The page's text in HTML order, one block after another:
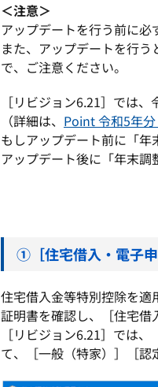
＜注意＞
アップデートを行う前に必
また、アップデートを行
で、ご注意ください。
［リビジョン6.21］では
（詳細は、 Point 令和5年
もしアップデート前に「年
アップデート後に「年末
①［住宅借入・電子申
住宅借入金等特別控除を適
証明書を確認し、［住宅借
［リビジョン6.21］では
て、［一般（特家）］［認